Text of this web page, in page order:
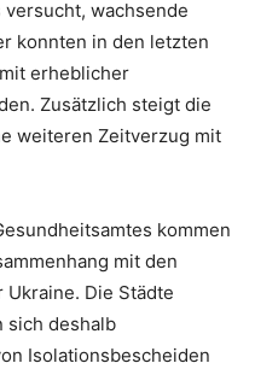
wachsende
konnten in den letzten
erheblicher
Zusätzlich steigt die
weiteren Zeitverzug mit
kommen
mit den
Die Städte
sich deshalb
Isolationsbescheiden